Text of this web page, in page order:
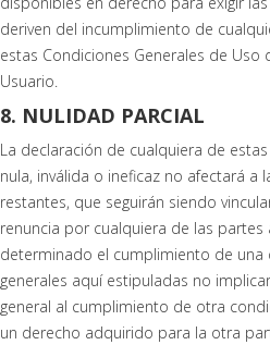
deriven del incumplimiento de
estas Condiciones Generales de
Usuario.
8. NULIDAD PARCIAL
La declaración de cualquiera de
nula, inválida o ineficaz no afectará a
restantes, que seguirán siendo
renuncia por cualquiera de las
determinado el cumplimiento de una
generales aquí estipuladas no
general al cumplimiento de otra
un derecho adquirido para la otra